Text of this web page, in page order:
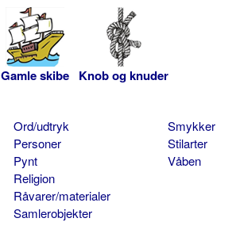
Gamle skibe Knob og knuder
Ord/udtryk
Personer
Pynt
Religion
Råvarer/materialer
Samlerobjekter
Smykker
Stilarter
Våben